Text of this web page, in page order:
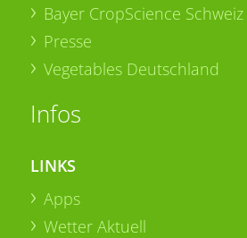
Bayer CropScience Schweiz
Presse
Vegetables Deutschland
Infos
LINKS
Apps
Wetter Aktuell